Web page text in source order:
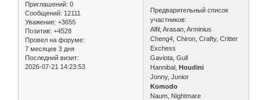
Приглашений: 0
Сообщений: 12111
Уважение: +3655
Позитив: +4528
Провел на форуме:
7 месяцев 3 дня
Последний визит:
2026-07-21 14:23:53
Предварительный список
участников:
Alfil, Arasan, Arminius
Cheng4, Chiron, Crafty, Critter
Exchess
Gaviota, Gull
Hannibal,
Houdini
Jonny, Junior
Komodo
Naum, Nightmare